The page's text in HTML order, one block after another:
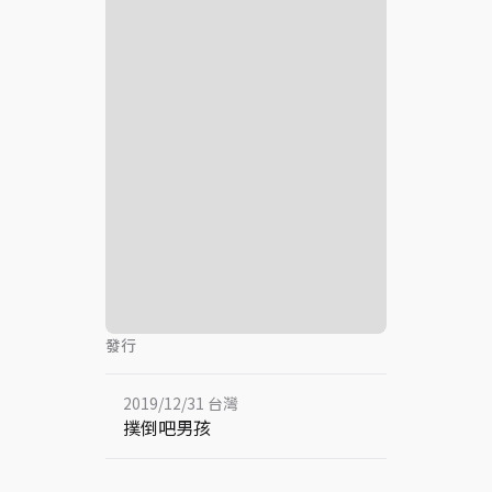
發行
2019/12/31 台灣
撲倒吧男孩